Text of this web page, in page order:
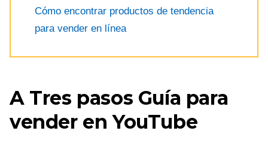
Cómo encontrar productos de tendencia
para vender en línea
A Tres pasos Guía para
vender en YouTube